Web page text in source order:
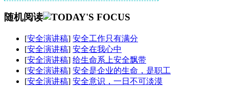
随机阅读
[安全演讲稿] 安全工作只有满分
[安全演讲稿] 安全在我心中
[安全演讲稿] 给生命系上安全飘带
[安全演讲稿] 安全是企业的生命，是职工
[安全演讲稿] 安全意识，一日不可淡漠